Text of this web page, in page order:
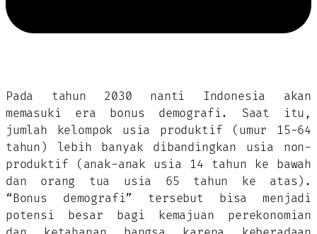
Pada tahun 2030 nanti Indonesia akan
memasuki era bonus demografi. Saat itu,
jumlah kelompok usia produktif (umur 15-64
tahun) lebih banyak dibandingkan usia non-
produktif (anak-anak usia 14 tahun ke bawah
dan orang tua usia 65 tahun ke atas).
“Bonus demografi” tersebut bisa menjadi
potensi besar bagi kemajuan perekonomian